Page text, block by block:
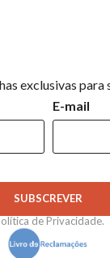
exclusivas
E-mail
SUBSCREVER
de Privacidade.